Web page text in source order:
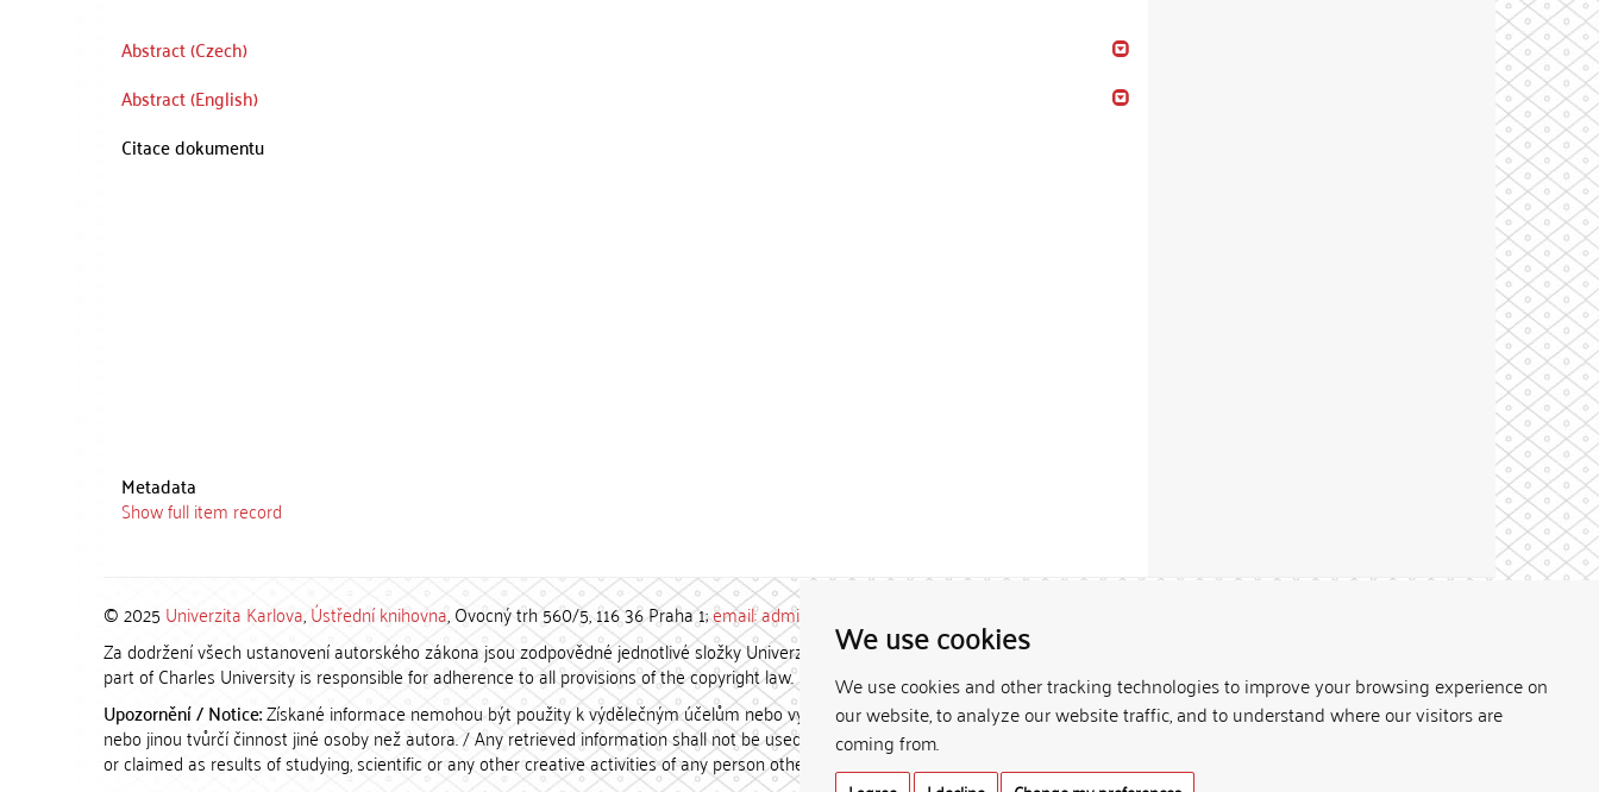
We use cookies
We use cookies and other tracking technologies to improve your browsing experience on
our website, to analyze our website traffic, and to understand where our visitors are
coming from.
Abstract (Czech)
Abstract (English)
Citace dokumentu
Metadata
Show full item record
© 2025 Univerzita Karlova,Ústřední knihovna, Ovocný trh 560/5, 116 36 Praha 1;email: admin-repozitar [at] cuni.cz
Za dodržení všech ustanovení autorského zákona jsou zodpovědné jednotlivé složky Univerzity Karlovy. / Each constituent
part of Charles University is responsible for adherence to all provisions of the copyright law.
Upozornění / Notice:Získané informace nemohou být použity k výdělečným účelům nebo vydávány za studijní, vědeckou
nebo jinou tvůrčí činnost jiné osoby než autora. / Any retrieved information shall not be used for any commercial purposes
or claimed as results of studying, scientific or any other creative activities of any person other than the author.